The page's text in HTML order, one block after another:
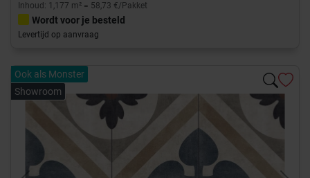
Inhoud: 1,177 m² = 58,73 €/Pakket
Wordt voor je besteld
Levertijd op aanvraag
Ook als Monster
Showroom